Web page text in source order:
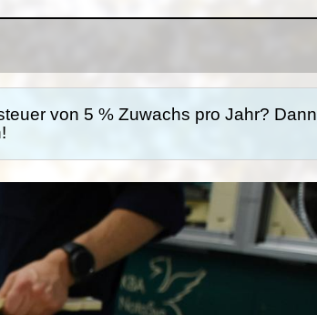
von 5 % Zuwachs pro Jahr? Dann